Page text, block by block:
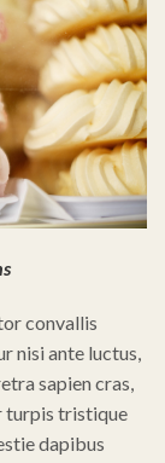
convallis
nisi ante luctus,
sapien cras,
turpis tristique
dapibus